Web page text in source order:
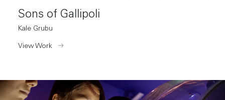
Sons of Gallipoli
Kale Grubu
View Work